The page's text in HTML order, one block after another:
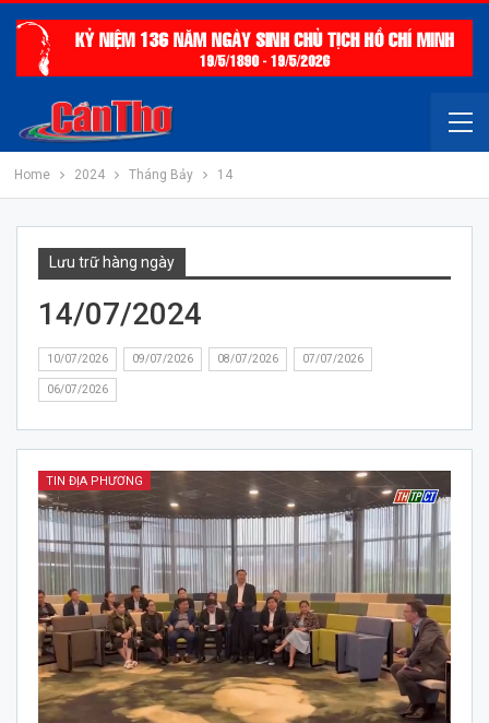
Home 2024 Tháng Bảy 14
Lưu trữ hàng ngày
14/07/2024
10/07/2026 09/07/2026 08/07/2026 07/07/2026
06/07/2026
TIN ĐỊA PHƯƠNG